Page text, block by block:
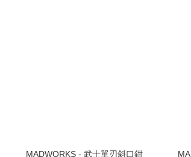
MADWORKS - 武士單刃斜口鉗